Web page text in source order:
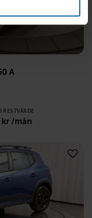
A
RESTVÄRDE
kr /mån